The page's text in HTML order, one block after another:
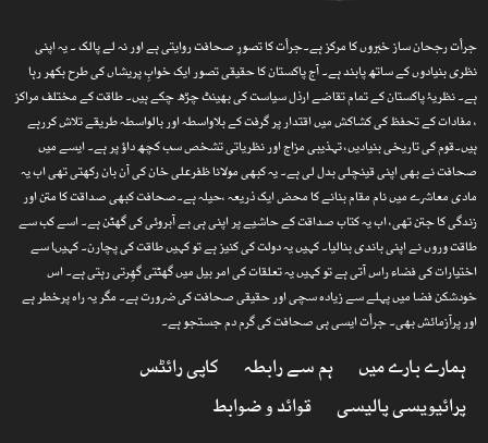
جرأت رجحان ساز خبروں کا مرکز ہے۔جرأت کا تصورِ صحافت روایتی ہے اور نہ لے پالک ۔ یہ اپنی
نظری بنیادوں کے ساتھ پابند ہے۔ آج پاکستان کا حقیقی تصور ایک خوابِ پریشاں کی طرح بکھر رہا
ہے۔ نظریۂ پاکستان کے تمام تقاضے ارذل سیاست کی بھینٹ چڑھ چکے ہیں۔ طاقت کے مختلف مراکز
، مفادات کے تحفظ کی کشاکش میں اقتدار پر گرفت کے بلاواسطہ اور بالواسطہ طریقے تلاش کررہے
ہیں۔قوم کی تاریخی بنیادیں، تہذیبی مزاج اور نظریاتی تشخص سب کچھ داؤ پر ہے۔ ایسے میں
صحافت نے بھی اپنی قینچلی بدل لی ہے۔ یہ کبھی مولانا ظفرعلی خان کی آن بان رکھتی تھی اب یہ
مادی معاشرے میں نام مقام بنانے کا محض ایک ذریعہ ،حیلہ ہے۔صحافت کبھی صداقت کا متن اور
زندگی کا جتن تھی، اب یہ کتاب صداقت کے حاشیے پر اپنی ہی بے آبروئی کی گھٹن ہے۔ اسے کب سے
طاقت وروں نے اپنی باندی بنالیا۔ کہیں یہ دولت کی کنیز ہے تو کہیں طاقت کی پچارن۔ کہیںا سے
اختیارات کی فضاء راس آتی ہے تو کہیں یہ تعلقات کی امر بیل میں گھٹتی گھِرتی رہتی ہے۔ اس
خودشکن فضا میں پہلے سے زیادہ سچی اور حقیقی صحافت کی ضرورت ہے۔ مگر یہ راہ پرخطر ہے
اور پرآزمائش بھی۔ جرأت ایسی ہی صحافت کی گرم دم جستجو ہے۔
ہمارے بارے میں ہم سے رابطہ
کاپی رائٹس
پرائیویسی پالیسی
قوائد و ضوابط